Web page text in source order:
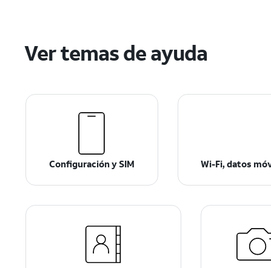
Ver temas de ayuda
Configuración y SIM Wi-Fi, datos